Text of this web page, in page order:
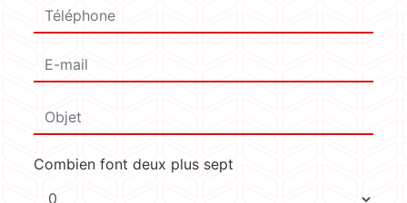
Combien font deux plus sept